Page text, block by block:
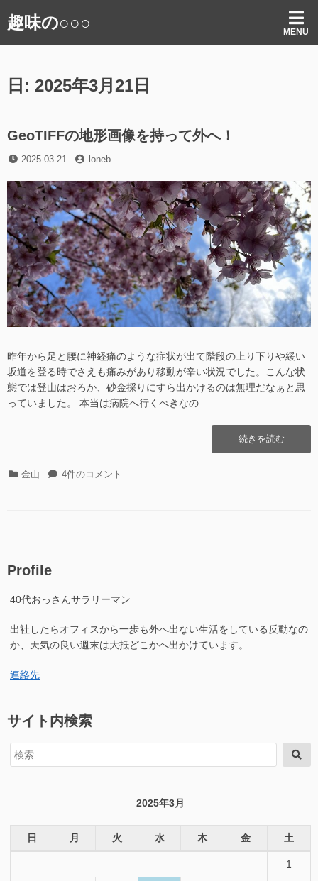
ン
ッ
趣味の○○○ MENU
日: 2025年3月21日
GeoTIFFの地形画像を持って外へ！
投
日
2025-03-21
投
者
loneb
昨年から足と腰に神経痛のような症状が出て階段の上り下りや緩い
坂道を登る時でさえも痛みがあり移動が辛い状況でした。こんな状
態では登山はおろか、砂金採りにすら出かけるのは無理だなぁと思
っていました。 本当は病院へ行くべきなの …
“GeoTIFF
の
続きを読む
カ 金山
GeoTIFF
て
へ！
へ
4件のコメント
Profile
40代おっさんサラリーマン
出社したらオフィスから一歩も外へ出ない生活をしている反動なの
か、天気の良い週末は大抵どこかへ出かけています。
連絡先
サイト内検索
検
索
索
2025年3月
日 月 火 水 木 金 土
1